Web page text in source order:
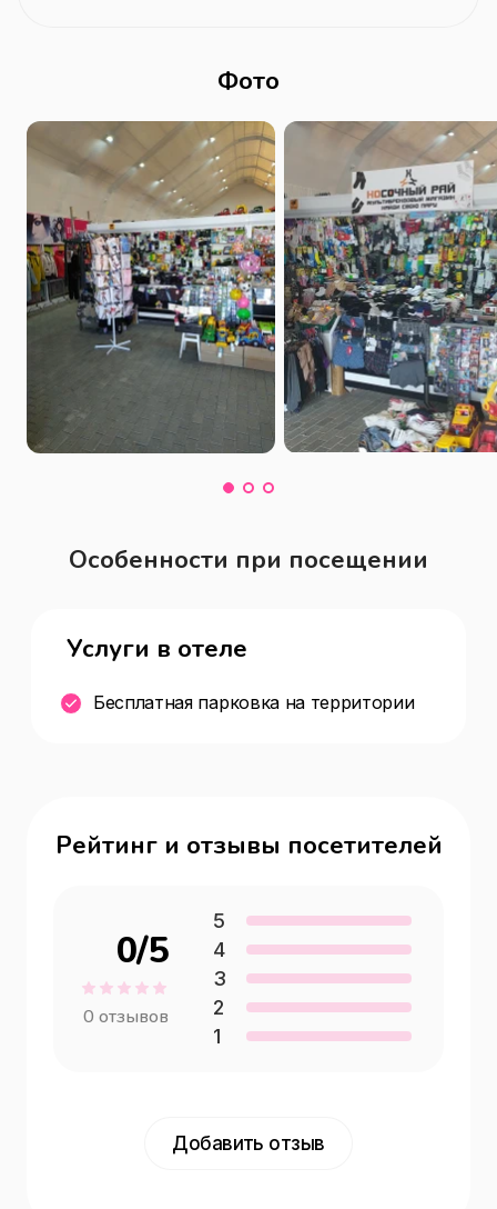
Фото
Особенности при посещении
Услуги в отеле
Бесплатная парковка на территории
Рейтинг и отзывы посетителей
0/5
0 отзывов
5
4
3
2
1
Добавить отзыв